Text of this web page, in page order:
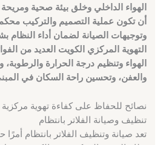
الهواء الداخلي وخلق بيئة صحية
أن تكون عملية التصميم والتركيب
وتوجيهات الصيانة لضمان أداء النظام
التهوية المركزي الكويت العديد من
الهواء وتنظيم درجة الحرارة والرطوبة،
والعفن، وتحسين راحة السكان في
نصائح للحفاظ على كفاءة تهوية
تنظيف وصيانة الفلاتر بانتظام
تعد صيانة وتنظيف الفلاتر بانتظام